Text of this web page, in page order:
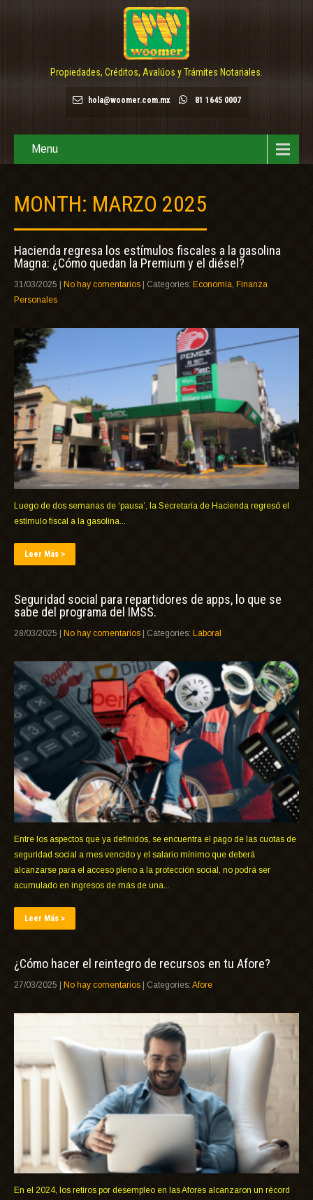
Propiedades, Créditos, Avalúos y Trámites Notariales.
hola@woomer.com.mx 81 1645 0007
Menu
MONTH: MARZO 2025
Hacienda regresa los estímulos fiscales a la gasolina
Magna: ¿Cómo quedan la Premium y el diésel?
31/03/2025 No hay comentarios | Categories: Economía, Finanza
Personales
Luego de dos semanas de ‘pausa’, la Secretaría de Hacienda regresó el
estímulo fiscal a la gasolina...
Leer Más >
Seguridad social para repartidores de apps, lo que se
sabe del programa del IMSS.
28/03/2025 | No hay comentarios | Categories: Laboral
Entre los aspectos que ya definidos, se encuentra el pago de las cuotas de
seguridad social a mes vencido y el salario mínimo que deberá
alcanzarse para el acceso pleno a la protección social, no podrá ser
acumulado en ingresos de más de una...
Leer Más >
¿Cómo hacer el reintegro de recursos en tu Afore?
27/03/2025 | No hay comentarios | Categories: Afore
En el 2024, los retiros por desempleo en las Afores alcanzaron un récord